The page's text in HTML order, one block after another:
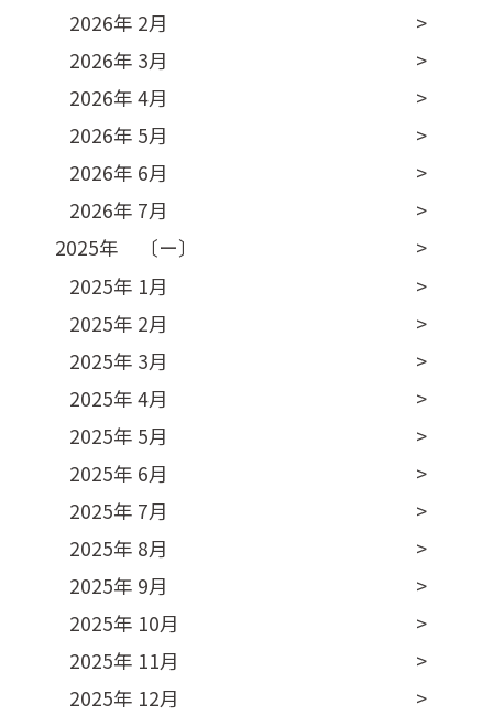
2026年 2月
2026年 3月
2026年 4月
2026年 5月
2026年 6月
2026年 7月
2025年 〔ー〕
2025年 1月
2025年 2月
2025年 3月
2025年 4月
2025年 5月
2025年 6月
2025年 7月
2025年 8月
2025年 9月
2025年 10月
2025年 11月
2025年 12月